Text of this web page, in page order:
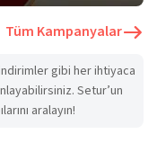
Tüm Kampanyalar
gibi her ihtiyaca
Setur’un
aralayın!